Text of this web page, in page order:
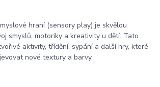
hraní (sensory play) je skvělou
smyslů, motoriky a kreativity u dětí. Tato
aktivity, třídění, sypání a další hry, které
nové textury a barvy.